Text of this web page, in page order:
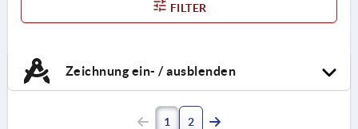
FILTER
Zeichnung ein- / ausblenden
1 2